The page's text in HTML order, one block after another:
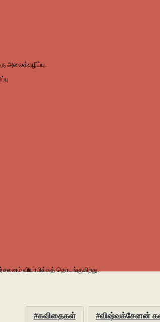
அலைக்கழிப்பு.
வியாபிக்கத் தொடங்குகிறது.
கவிதைகள் விஷ்வக்சேனன்